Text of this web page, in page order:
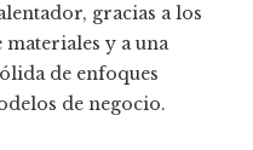
gracias a los
y a una
de enfoques
de negocio.